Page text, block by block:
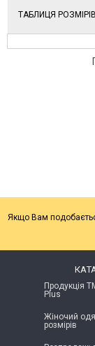
ТАБЛИЦЯ РОЗМІРІВ
Якщо Вам
Продукція
Plus
Жіночий
розмірів